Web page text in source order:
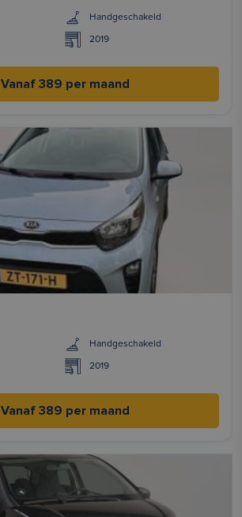
Handgeschakeld
2019
Vanaf 389 per maand
Handgeschakeld
2019
Vanaf 389 per maand